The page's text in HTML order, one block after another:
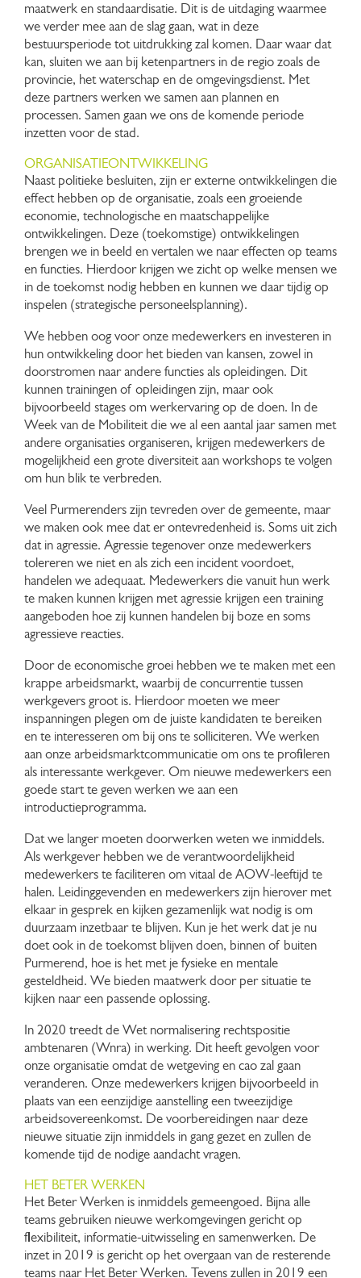
maatwerk en standaardisatie. Dit is de uitdaging waarmee
we verder mee aan de slag gaan, wat in deze
bestuursperiode tot uitdrukking zal komen. Daar waar dat
kan, sluiten we aan bij ketenpartners in de regio zoals de
provincie, het waterschap en de omgevingsdienst. Met
deze partners werken we samen aan plannen en
processen. Samen gaan we ons de komende periode
inzetten voor de stad.
ORGANISATIEONTWIKKELING
Naast politieke besluiten, zijn er externe ontwikkelingen die
effect hebben op de organisatie, zoals een groeiende
economie, technologische en maatschappelijke
ontwikkelingen. Deze (toekomstige) ontwikkelingen
brengen we in beeld en vertalen we naar effecten op teams
en functies. Hierdoor krijgen we zicht op welke mensen we
in de toekomst nodig hebben en kunnen we daar tijdig op
inspelen (strategische personeelsplanning).
We hebben oog voor onze medewerkers en investeren in
hun ontwikkeling door het bieden van kansen, zowel in
doorstromen naar andere functies als opleidingen. Dit
kunnen trainingen of opleidingen zijn, maar ook
bijvoorbeeld stages om werkervaring op de doen. In de
Week van de Mobiliteit die we al een aantal jaar samen met
andere organisaties organiseren, krijgen medewerkers de
mogelijkheid een grote diversiteit aan workshops te volgen
om hun blik te verbreden.
Veel Purmerenders zijn tevreden over de gemeente, maar
we maken ook mee dat er ontevredenheid is. Soms uit zich
dat in agressie. Agressie tegenover onze medewerkers
tolereren we niet en als zich een incident voordoet,
handelen we adequaat. Medewerkers die vanuit hun werk
te maken kunnen krijgen met agressie krijgen een training
aangeboden hoe zij kunnen handelen bij boze en soms
agressieve reacties.
Door de economische groei hebben we te maken met een
krappe arbeidsmarkt, waarbij de concurrentie tussen
werkgevers groot is. Hierdoor moeten we meer
inspanningen plegen om de juiste kandidaten te bereiken
en te interesseren om bij ons te solliciteren. We werken
aan onze arbeidsmarktcommunicatie om ons te profileren
als interessante werkgever. Om nieuwe medewerkers een
goede start te geven werken we aan een
introductieprogramma.
Dat we langer moeten doorwerken weten we inmiddels.
Als werkgever hebben we de verantwoordelijkheid
medewerkers te faciliteren om vitaal de AOW-leeftijd te
halen. Leidinggevenden en medewerkers zijn hierover met
elkaar in gesprek en kijken gezamenlijk wat nodig is om
duurzaam inzetbaar te blijven. Kun je het werk dat je nu
doet ook in de toekomst blijven doen, binnen of buiten
Purmerend, hoe is het met je fysieke en mentale
gesteldheid. We bieden maatwerk door per situatie te
kijken naar een passende oplossing.
In 2020 treedt de Wet normalisering rechtspositie
ambtenaren (Wnra) in werking. Dit heeft gevolgen voor
onze organisatie omdat de wetgeving en cao zal gaan
veranderen. Onze medewerkers krijgen bijvoorbeeld in
plaats van een eenzijdige aanstelling een tweezijdige
arbeidsovereenkomst. De voorbereidingen naar deze
nieuwe situatie zijn inmiddels in gang gezet en zullen de
komende tijd de nodige aandacht vragen.
HET BETER WERKEN
Het Beter Werken is inmiddels gemeengoed. Bijna alle
teams gebruiken nieuwe werkomgevingen gericht op
flexibiliteit, informatie-uitwisseling en samenwerken. De
inzet in 2019 is gericht op het overgaan van de resterende
teams naar Het Beter Werken. Tevens zullen in 2019 een